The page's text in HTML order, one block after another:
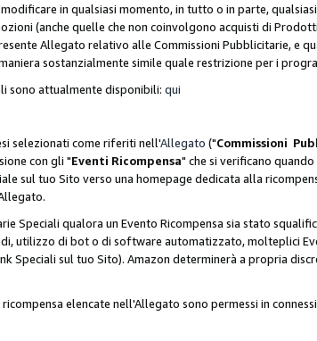
in qualsiasi momento, in tutto o in parte,
(anche quelle che non coinvolgono acquisti di
Allegato relativo alle Commissioni Pubblicitarie, e
sostanzialmente simile quale restrizione per i
sono attualmente disponibili: qui
selezionati come riferiti nell'Allegato ("Commissioni
con gli "Eventi Ricompensa" che si verificano
sul tuo Sito verso una homepage dedicata alla
Speciali qualora un Evento Ricompensa sia stato
utilizzo di bot o di software automatizzato, molteplici
Speciali sul tuo Sito). Amazon determinerà a propria
elencate nell'Allegato sono permessi in